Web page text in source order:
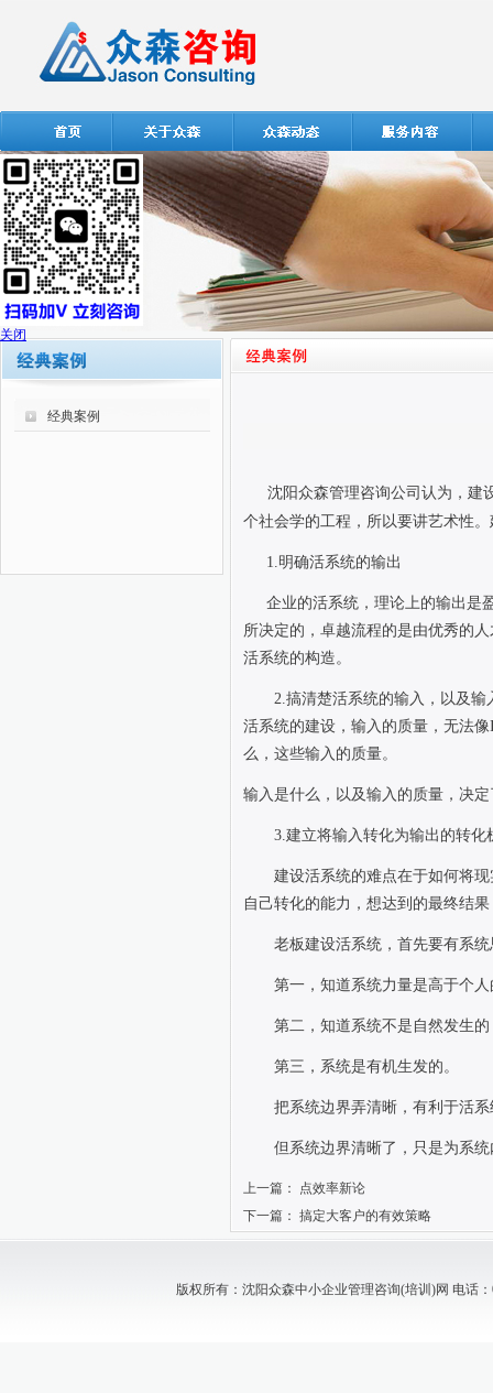
经典案例
沈阳众森管理咨询公司认为， 建
个社会学的工程，所以要讲艺术性
1. 明确活系统的输出
企业的活系统，理论上的输出是
所决定的，卓越流程的是由优秀的
活系统的构造。
2. 搞清楚活系统的输入，以及输
活系统的建设，输入的质量，无法像
么，这些输入的质量。
输入是什么，以及输入的质量，决
3. 建立将输入转化为输出的转化
建设活系统的难点在于如何将
自己转化的能力，想达到的最终结
老板建设活系统，首先要有系
第一，知道系统力量是高于个人
第二，知道系统不是自然发生
第三，系统是有机生发的。
把系统边界弄清晰，有利于活
但系统边界清晰了，只是为系
上一篇：
点效率新论
下一篇： 搞定大客户的有效策略
版权所有：沈阳众森中小企业管理咨询(培训)网 电话：
关闭